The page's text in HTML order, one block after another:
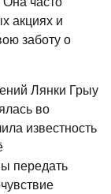
акциях и
заботу о
Лянки Грыу
во
известность
передать